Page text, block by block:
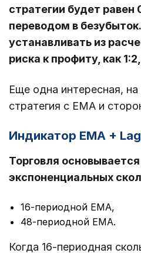
стратегии будет равен
переводом в
устанавливать из
риска к профиту, как
Еще одна интересная, на
стратегия с EMA и
Индикатор EMA +
Торговля
экспоненциальных
16-периодной EMA,
48-периодной EMA.
Когда 16-периодная